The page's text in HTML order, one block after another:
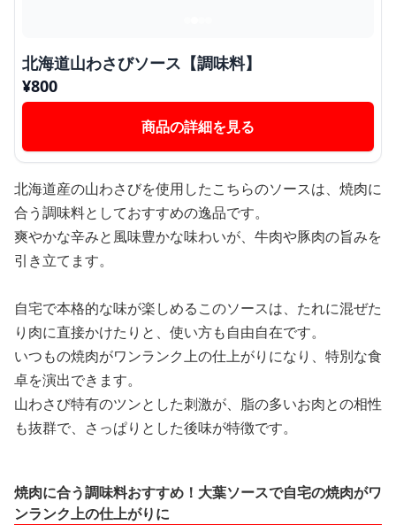
北海道山わさびソース【調味料】
¥800
商品の詳細を見る
北海道産の山わさびを使用したこちらのソースは、焼肉に
合う調味料としておすすめの逸品です。
爽やかな辛みと風味豊かな味わいが、牛肉や豚肉の旨みを
引き立てます。
自宅で本格的な味が楽しめるこのソースは、たれに混ぜた
り肉に直接かけたりと、使い方も自由自在です。
いつもの焼肉がワンランク上の仕上がりになり、特別な食
卓を演出できます。
山わさび特有のツンとした刺激が、脂の多いお肉との相性
も抜群で、さっぱりとした後味が特徴です。
焼肉に合う調味料おすすめ！大葉ソースで自宅の焼肉がワ
ンランク上の仕上がりに